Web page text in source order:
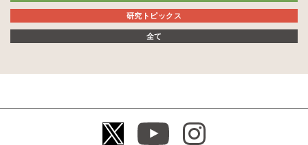
研究トピックス
全て